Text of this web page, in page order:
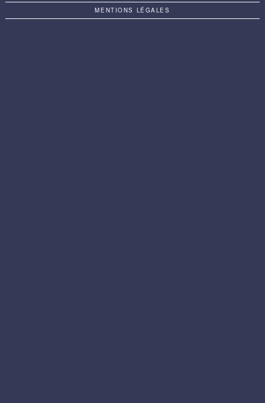
MENTIONS LÉGALES